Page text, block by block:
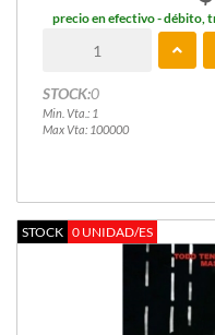
precio en efectivo - débito,
STOCK:0
Min. Vta.: 1
Max Vta: 100000
STOCK 0 UNIDAD/ES